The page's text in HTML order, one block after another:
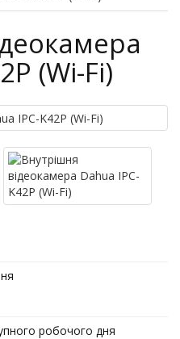
(Wi-Fi)
робочого дня